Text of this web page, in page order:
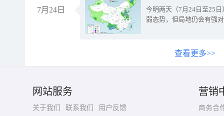
7月24日
今明两天（7月24日至25
弱态势，但局地仍会有强
查看更多>>
网站服务
关于我们 联系我们
用户反馈
营销
商务合